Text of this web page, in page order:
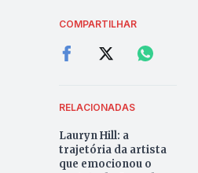
COMPARTILHAR
RELACIONADAS
Lauryn Hill: a
trajetória da artista
que emocionou o